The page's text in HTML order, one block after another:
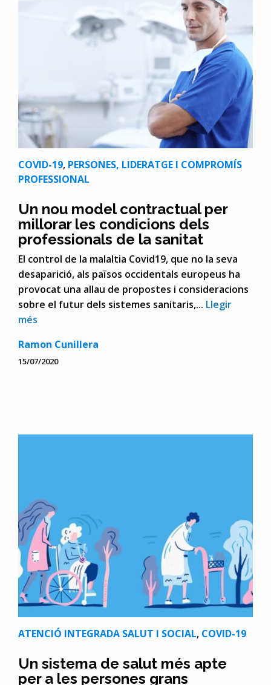
COVID-19, PERSONES, LIDERATGE I COMPROMÍS
PROFESSIONAL
Un nou model contractual per
millorar les condicions dels
professionals de la sanitat
El control de la malaltia Covid19, que no la seva
desaparició, als països occidentals europeus ha
provocat una allau de propostes i consideracions
sobre el futur dels sistemes sanitaris,... Llegir
més
Ramon Cunillera
15/07/2020
ATENCIÓ INTEGRADA SALUT I SOCIAL, COVID-19
Un sistema de salut més apte
per a les persones grans